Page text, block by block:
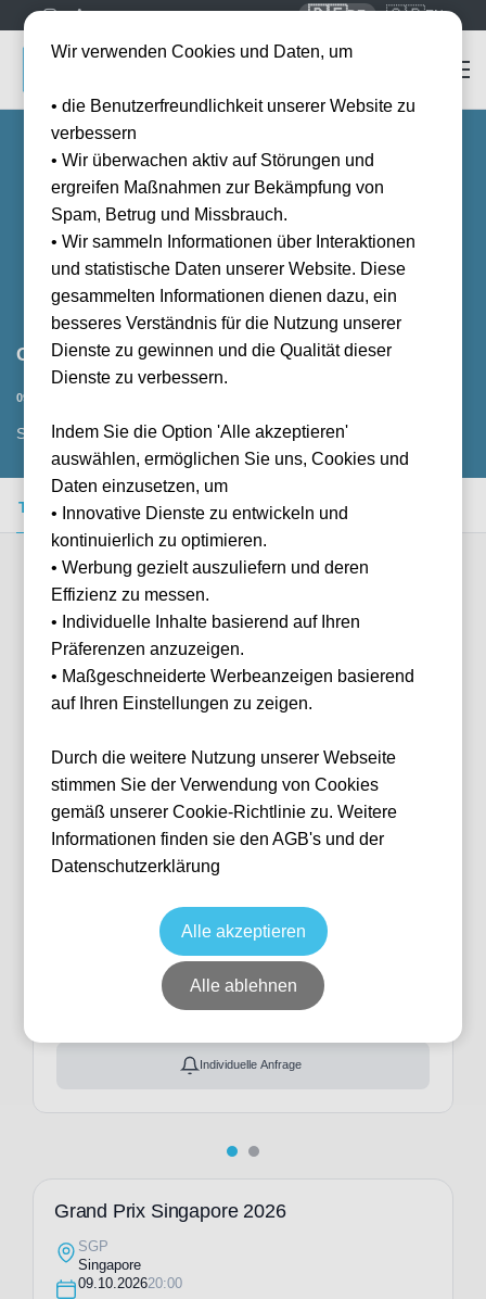
🇩🇪DE 🇬🇧EN
Grand Prix Singapore 2026
09.10.2026
SIN, SGP
Tickets kaufen Event-Info FAQ
Verfügbare Kategorien (2)
General Admission - Zone 4 - 3-Day
20:00
10 verfügbar
SGP
Marina Bay Street Circuit, Singapore
Ticket(s) + Hotel
Individuelle Anfrage
Grand Prix Singapore 2026
SGP
Singapore
09.10.202620:00
Wir verwenden Cookies und Daten, um
• die Benutzerfreundlichkeit unserer Website zu
verbessern
• Wir überwachen aktiv auf Störungen und
ergreifen Maßnahmen zur Bekämpfung von
Spam, Betrug und Missbrauch.
• Wir sammeln Informationen über Interaktionen
und statistische Daten unserer Website. Diese
gesammelten Informationen dienen dazu, ein
besseres Verständnis für die Nutzung unserer
Dienste zu gewinnen und die Qualität dieser
Dienste zu verbessern.
Indem Sie die Option 'Alle akzeptieren'
auswählen, ermöglichen Sie uns, Cookies und
Daten einzusetzen, um
• Innovative Dienste zu entwickeln und
kontinuierlich zu optimieren.
• Werbung gezielt auszuliefern und deren
Effizienz zu messen.
• Individuelle Inhalte basierend auf Ihren
Präferenzen anzuzeigen.
• Maßgeschneiderte Werbeanzeigen basierend
auf Ihren Einstellungen zu zeigen.
Durch die weitere Nutzung unserer Webseite
stimmen Sie der Verwendung von Cookies
gemäß unserer Cookie-Richtlinie zu. Weitere
Informationen finden sie den AGB's und der
Datenschutzerklärung
Alle akzeptieren
Alle ablehnen